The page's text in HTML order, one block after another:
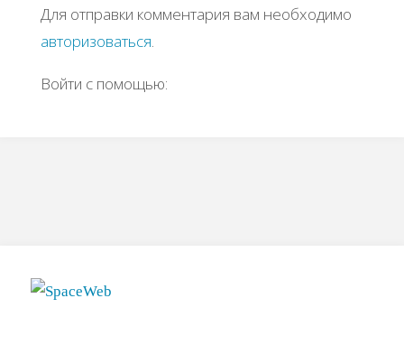
Для отправки комментария вам необходимо
авторизоваться.
Войти с помощью: